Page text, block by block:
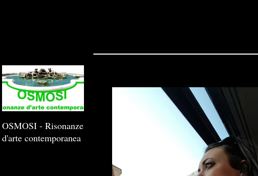
OSMOSI - Risonanze
d'arte contemporanea